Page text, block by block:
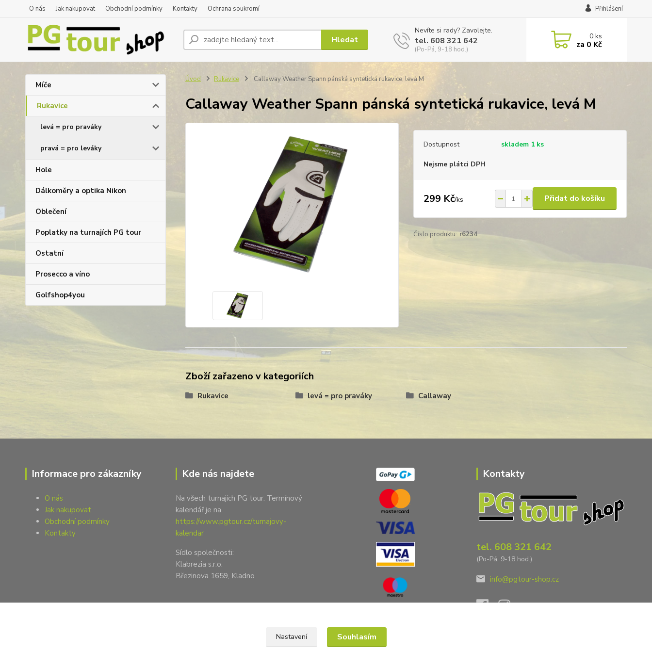
O nás Jak nakupovat Obchodní podmínky Kontakty Ochrana soukromí Přihlášení
Hledat
Nevíte si rady? Zavolejte.
tel. 608 321 642
(Po-Pá, 9-18 hod.)
0ks
za 0 Kč
Míče
Rukavice
levá = pro praváky
pravá = pro leváky
Hole
Dálkoměry a optika Nikon
Oblečení
Poplatky na turnajích PG tour
Ostatní
Prosecco a víno
Golfshop4you
Úvod Rukavice Callaway Weather Spann pánská syntetická rukavice, levá M
Callaway Weather Spann pánská syntetická rukavice, levá M
Dostupnost skladem 1 ks
Nejsme plátci DPH
299 Kč/ks Přidat do košíku
Číslo produktu: r6234
Zboží zařazeno v kategoriích
Rukavice levá = pro praváky Callaway
Informace pro zákazníky
O nás
Jak nakupovat
Obchodní podmínky
Kontakty
Kde nás najdete
Na všech turnajích PG tour. Termínový
kalendář je na
https://www.pgtour.cz/turnajovy-
kalendar
Sídlo společnosti:
Klabrezia s.r.o.
Březinova 1659, Kladno
Kontakty
tel. 608 321 642
(Po-Pá, 9-18 hod.)
info@pgtour-shop.cz
Nastavení Souhlasím